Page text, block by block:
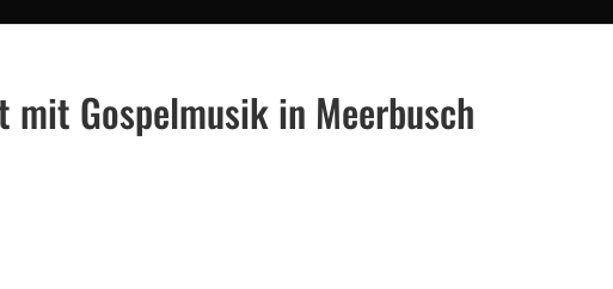
mit Gospelmusik in Meerbusch